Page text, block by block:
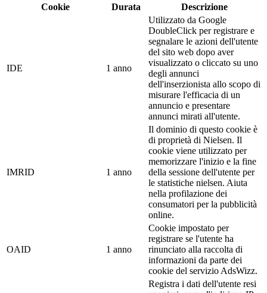
Cookie
Durata Descrizione
IDE 1 anno
Utilizzato da Google
DoubleClick per registrare e
segnalare le azioni dell'utente
del sito web dopo aver
visualizzato o cliccato su uno
degli annunci
dell'inserzionista allo scopo di
misurare l'efficacia di un
annuncio e presentare
annunci mirati all'utente.
IMRID 1 anno
Il dominio di questo cookie è
di proprietà di Nielsen. Il
cookie viene utilizzato per
memorizzare l'inizio e la fine
della sessione dell'utente per
le statistiche nielsen. Aiuta
nella profilazione dei
consumatori per la pubblicità
online.
OAID 1 anno
Cookie impostato per
registrare se l'utente ha
rinunciato alla raccolta di
informazioni da parte dei
cookie del servizio AdsWizz.
Registra i dati dell'utente resi